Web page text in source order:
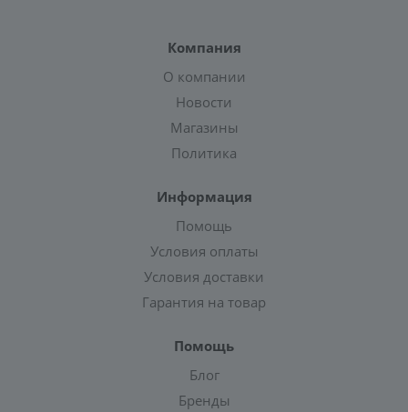
Компания
О компании
Новости
Магазины
Политика
Информация
Помощь
Условия оплаты
Условия доставки
Гарантия на товар
Помощь
Блог
Бренды